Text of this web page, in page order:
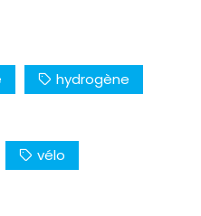
hydrogène
vélo